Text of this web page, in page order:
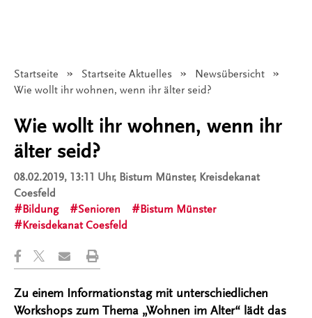
Startseite Startseite Aktuelles
Newsübersicht
Angezeigt:
Wie wollt ihr wohnen, wenn ihr älter seid?
Wie wollt ihr wohnen, wenn ihr
älter seid?
08.02.2019, 13:11 Uhr, Bistum Münster, Kreisdekanat
Coesfeld
Bildung
Senioren
Bistum Münster
Kreisdekanat Coesfeld
Zu einem Informationstag mit unterschiedlichen
Workshops zum Thema „Wohnen im Alter“ lädt das